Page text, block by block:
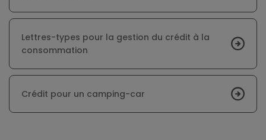
Lettres-types pour la gestion du crédit à la
consommation
Crédit pour un camping-car